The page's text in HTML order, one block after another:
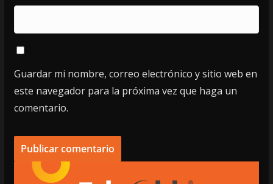
Guardar mi nombre, correo electrónico y sitio web en
este navegador para la próxima vez que haga un
comentario.